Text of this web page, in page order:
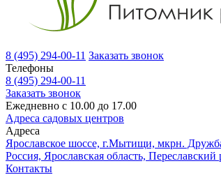
8 (495) 294-00-11 Заказать звонок
Телефоны
8 (495) 294-00-11
Заказать звонок
Ежедневно с 10.00 до 17.00
Адреса садовых центров
Адреса
Ярославское шоссе, г.Мытищи, мкрн.
Россия, Ярославская область,
Контакты